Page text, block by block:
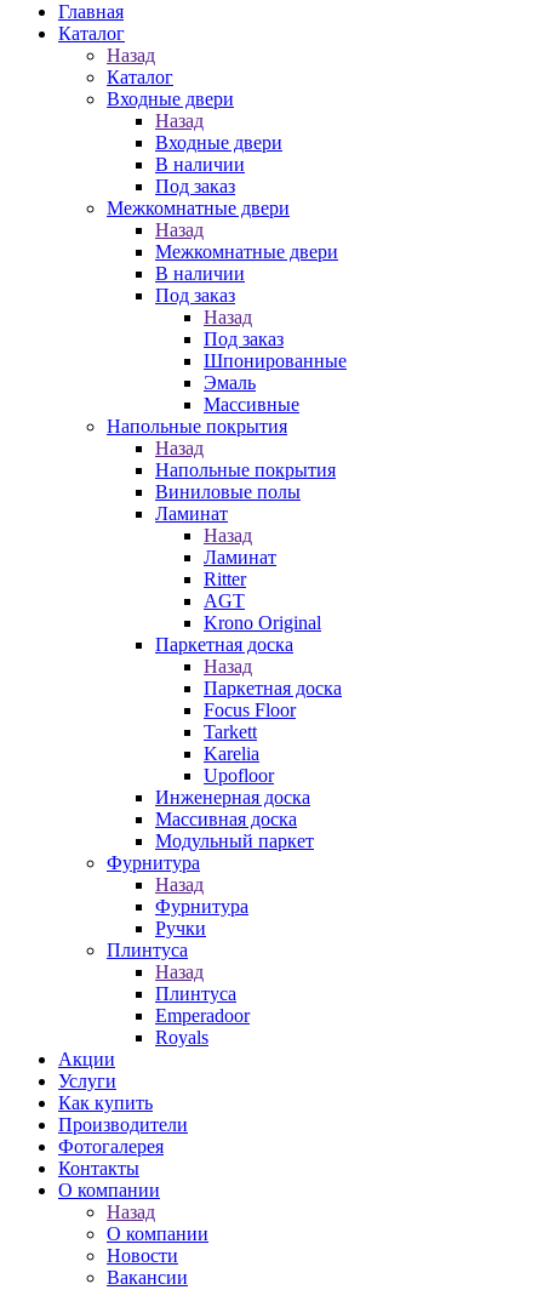
Главная
Каталог
Назад
Каталог
Входные двери
Назад
Входные двери
В наличии
Под заказ
Межкомнатные двери
Назад
Межкомнатные двери
В наличии
Под заказ
Назад
Под заказ
Шпонированные
Эмаль
Массивные
Напольные покрытия
Назад
Напольные покрытия
Виниловые полы
Ламинат
Назад
Ламинат
Ritter
AGT
Krono Original
Паркетная доска
Назад
Паркетная доска
Focus Floor
Tarkett
Karelia
Upofloor
Инженерная доска
Массивная доска
Модульный паркет
Фурнитура
Назад
Фурнитура
Ручки
Плинтуса
Назад
Плинтуса
Emperadoor
Royals
Акции
Услуги
Как купить
Производители
Фотогалерея
Контакты
О компании
Назад
О компании
Новости
Вакансии